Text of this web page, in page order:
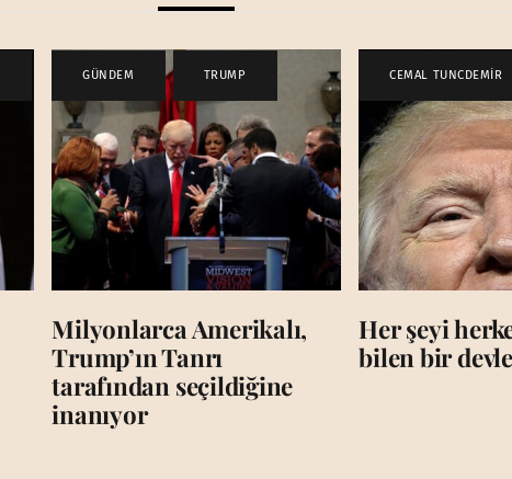
GÜNDEM , TRUMP
Milyonlarca Amerikalı,
Trump’ın Tanrı
tarafından seçildiğine
inanıyor
CEMAL TUNCDEMİR
Her şeyi
bilen bir